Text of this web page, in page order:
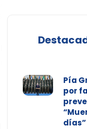
Pía
por
días”